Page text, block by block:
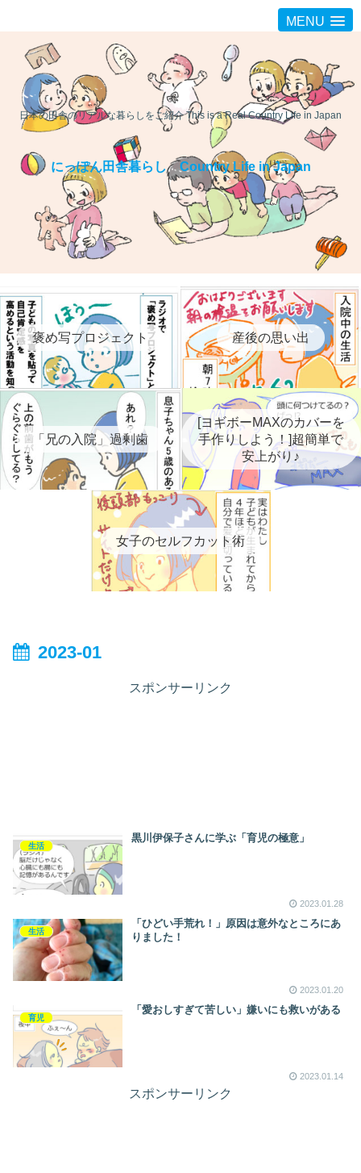
MENU
日本の田舎のリアルな暮らしをご紹介 This is a Real Country Life in Japan
にっぽん田舎暮らし Country Life in Japan
褒め写プロジェクト 産後の思い出
「兄の入院」過剰歯
[ヨギボーMAXのカバーを
手作りしよう！]超簡単で
安上がり♪
女子のセルフカット術
2023-01
スポンサーリンク
生活
黒川伊保子さんに学ぶ「育児の極意」
2023.01.28
生活
「ひどい手荒れ！」原因は意外なところにあ
りました！
2023.01.20
育児
「愛おしすぎて苦しい」嫌いにも救いがある
2023.01.14
スポンサーリンク